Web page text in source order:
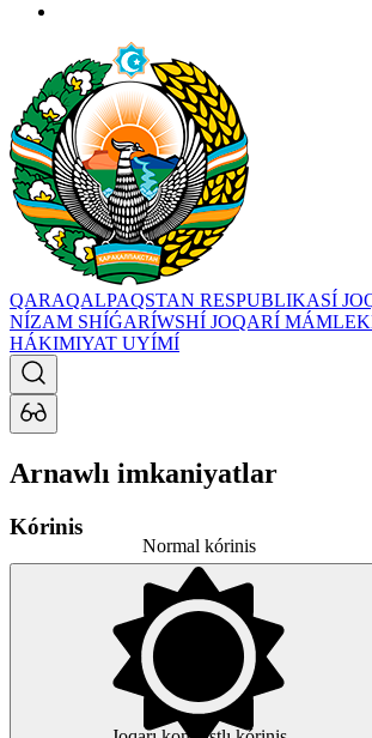
QARAQALPAQSTAN RESPUBLIKASÍ
NÍZAM SHÍǴARÍWSHÍ JOQARÍ
HÁKIMIYAT UYÍMÍ
Arnawlı imkaniyatlar
Kórinis
Normal kórinis